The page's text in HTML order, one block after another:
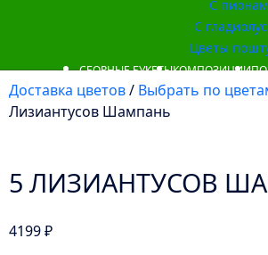
С
С
Цветы
СБОРНЫЕ БУКЕТЫКОМПОЗИЦИИ
Доставка цветов/ Выбрать по
Лизиантусов Шампань
5 ЛИЗИАНТУСОВ
4199₽